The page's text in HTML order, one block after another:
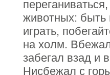
животных: быть
играть,
на холм.
забегал взад и
Нисбежал с